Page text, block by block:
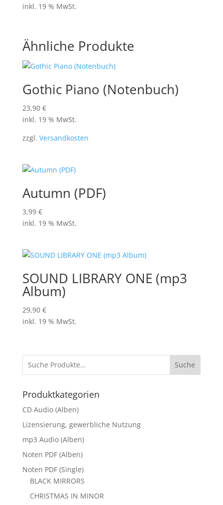
inkl. 19 % MwSt.
Ähnliche Produkte
Gothic Piano (Notenbuch)
23,90 €
inkl. 19 % MwSt.
zzgl. Versandkosten
Autumn (PDF)
3,99 €
inkl. 19 % MwSt.
SOUND LIBRARY ONE (mp3
Album)
29,90 €
inkl. 19 % MwSt.
Suche
Produktkategorien
CD Audio (Alben)
Lizensierung, gewerbliche Nutzung
mp3 Audio (Alben)
Noten PDF (Alben)
Noten PDF (Single)
BLACK MIRRORS
CHRISTMAS IN MINOR